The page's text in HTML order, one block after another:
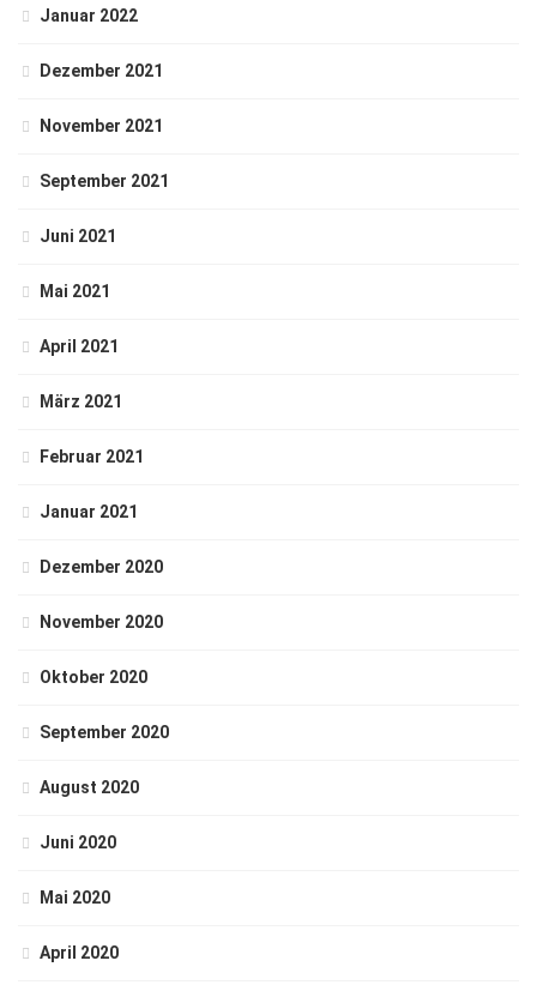
Januar 2022
Dezember 2021
November 2021
September 2021
Juni 2021
Mai 2021
April 2021
März 2021
Februar 2021
Januar 2021
Dezember 2020
November 2020
Oktober 2020
September 2020
August 2020
Juni 2020
Mai 2020
April 2020